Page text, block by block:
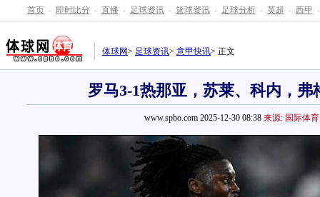
首页 - 即时比分 - 直播 - 足球资讯 - 篮球资讯 - 足球分析 - 英超 - 西甲 -
体球网> 足球资讯> 意甲快讯> 正文
罗马3-1热那亚，苏莱、科内，弗
www.spbo.com 2025-12-30 08:38 来源: 国际体育